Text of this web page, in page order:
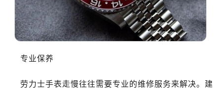
专业保养
劳力士手表走慢往往需要专业的维修服务来解决。建